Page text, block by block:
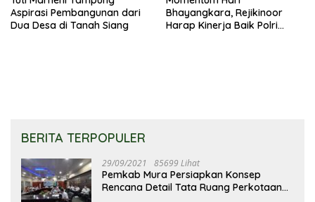
Aspirasi Pembangunan dari
Dua Desa di Tanah Siang
Bhayangkara, Rejikinoor
Harap Kinerja Baik Polri
BERITA TERPOPULER
29/09/2021 85699 Lihat
Pemkab Mura Persiapkan Konsep
Rencana Detail Tata Ruang Perkotaan